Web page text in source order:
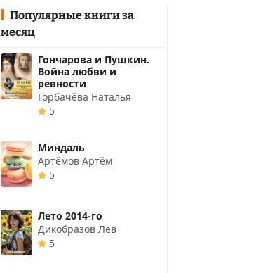
Популярные книги за
месяц
Гончарова и Пушкин.
Война любви и
ревности
Горбачёва Наталья
5
Миндаль
Артёмов Артём
5
Лето 2014-го
Дикобразов Лев
5